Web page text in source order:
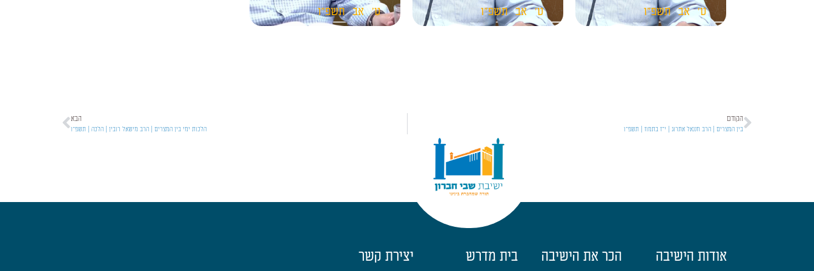
ט' אב תשפ"ו ט' אב תשפ"ו ט' אב תשפ"ו
הקודם
בין המצרים | הרב חננאל אתרוג | י"ז בתמוז | תשפ״ו
הבא
הלכות ימי בין המצרים | הרב מישאל רובין | הלכה | תשפ"ו
אודות הישיבה הכר את הישיבה בית מדרש יצירת קשר